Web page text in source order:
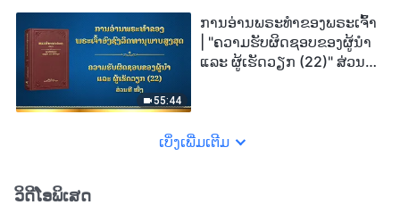
55:44
ການອ່ານພຣະທຳຂອງພຣະເຈົ້າ
| "ຄວາມຮັບຜິດຊອບຂອງຜູ້ນໍາ
ແລະ ຜູ້ເຮັດວຽກ (22)" ສ່ວນທີ
ເບິ່ງເພີ່ມເຕີມ
ວິດີໂອພິເສດ